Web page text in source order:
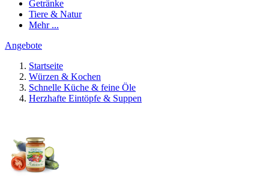
Getränke
Tiere & Natur
Mehr ...
Angebote
Startseite
Würzen & Kochen
Schnelle Küche & feine Öle
Herzhafte Eintöpfe & Suppen